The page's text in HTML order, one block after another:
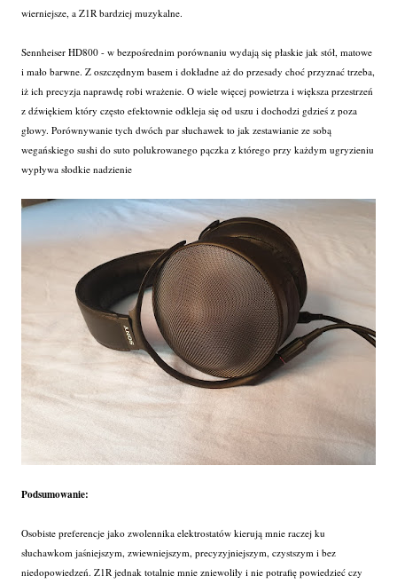
wierniejsze, a Z1R bardziej muzykalne.
Sennheiser HD800 - w bezpośrednim porównaniu wydają się płaskie jak stół, matowe
i mało barwne. Z oszczędnym basem i dokładne aż do przesady choć przyznać trzeba,
iż ich precyzja naprawdę robi wrażenie. O wiele więcej powietrza i większa przestrzeń
z dźwiękiem który często efektownie odkleja się od uszu i dochodzi gdzieś z poza
głowy. Porównywanie tych dwóch par słuchawek to jak zestawianie ze sobą
wegańskiego sushi do suto polukrowanego pączka z którego przy każdym ugryzieniu
wypływa słodkie nadzienie
Podsumowanie:
Osobiste preferencje jako zwolennika elektrostatów kierują mnie raczej ku
słuchawkom jaśniejszym, zwiewniejszym, precyzyjniejszym, czystszym i bez
niedopowiedzeń. Z1R jednak totalnie mnie zniewoliły i nie potrafię powiedzieć czy